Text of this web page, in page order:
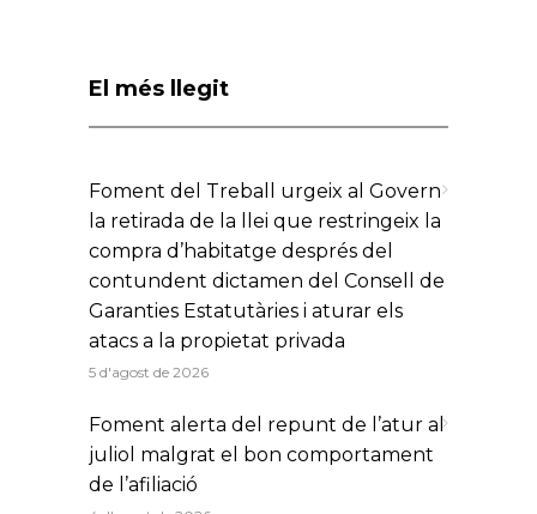
El més llegit
Foment del Treball urgeix al Govern
la retirada de la llei que restringeix la
compra d’habitatge després del
contundent dictamen del Consell de
Garanties Estatutàries i aturar els
atacs a la propietat privada
5 d'agost de 2026
Foment alerta del repunt de l’atur al
juliol malgrat el bon comportament
de l’afiliació